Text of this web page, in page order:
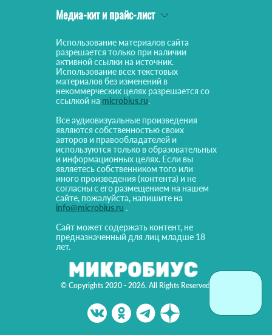
© Copyrights 2020 - 2026. All Rights Reserved!
Медиа-кит и прайс-лист
Использование материалов сайта
разрешается только при наличии
активной ссылки на источник.
Использование всех текстовых
материалов без изменений в
некоммерческих целях разрешается со
ссылкой на microbius.ru.
Все аудиовизуальные произведения
являются собственностью своих
авторов и правообладателей и
используются только в образовательных
и информационных целях. Если вы
являетесь собственником того или
иного произведения (контента) и не
согласны с его размещением на нашем
сайте, пожалуйста, напишите на
info@microbius.ru .
Сайт может содержать контент, не
предназначенный для лиц младше 18
лет.